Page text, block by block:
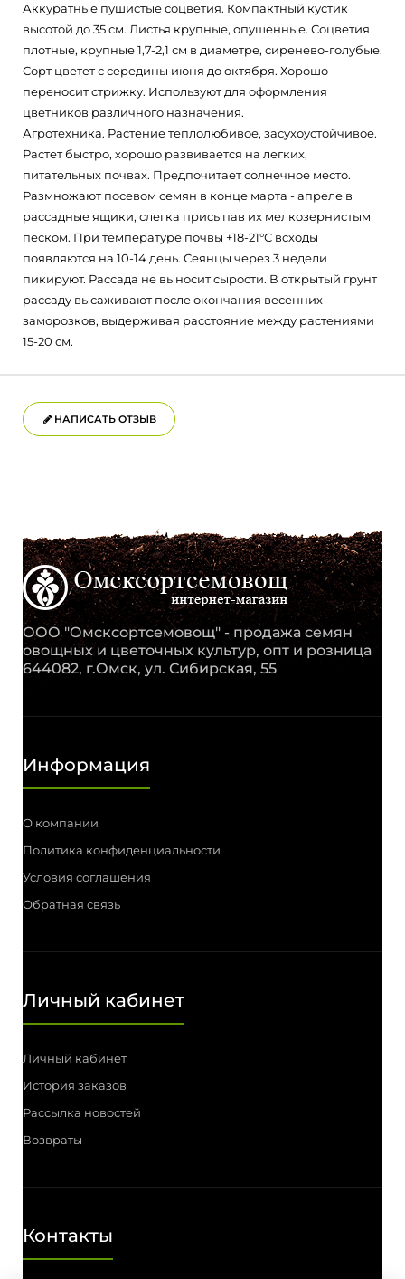
Аккуратные пушистые соцветия. Компактный кустик
высотой до 35 см. Листья крупные, опушенные. Соцветия
плотные, крупные 1,7-2,1 см в диаметре, сиренево-голубые.
Сорт цветет с середины июня до октября. Хорошо
переносит стрижку. Используют для оформления
цветников различного назначения.
Агротехника. Растение теплолюбивое, засухоустойчивое.
Растет быстро, хорошо развивается на легких,
питательных почвах. Предпочитает солнечное место.
Размножают посевом семян в конце марта - апреле в
рассадные ящики, слегка присыпав их мелкозернистым
песком. При температуре почвы +18-21°С всходы
появляются на 10-14 день. Сеянцы через 3 недели
пикируют. Рассада не выносит сырости. В открытый грунт
рассаду высаживают после окончания весенних
заморозков, выдерживая расстояние между растениями
15-20 см.
НАПИСАТЬ ОТЗЫВ
ООО "Омсксортсемовощ" - продажа семян
овощных и цветочных культур, опт и розница
644082, г.Омск, ул. Сибирская, 55
Информация
О компании
Политика конфиденциальности
Условия соглашения
Обратная связь
Личный кабинет
Личный кабинет
История заказов
Рассылка новостей
Возвраты
Контакты